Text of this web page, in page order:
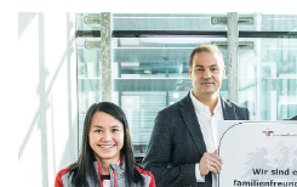
Nachhaltigkeit
ANMELDEN
Sie wollen unsere aktuellen
automatisch per E-Mail